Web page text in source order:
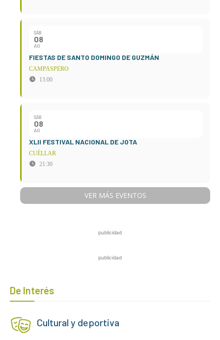
SÁB
08
AG
FIESTAS DE SANTO DOMINGO DE GUZMÁN
CAMPASPERO
13:00
SÁB
08
AG
XLII FESTIVAL NACIONAL DE JOTA
CUÉLLAR
21:30
VER MÁS EVENTOS
publicidad
publicidad
De Interés
Cultural y deportiva